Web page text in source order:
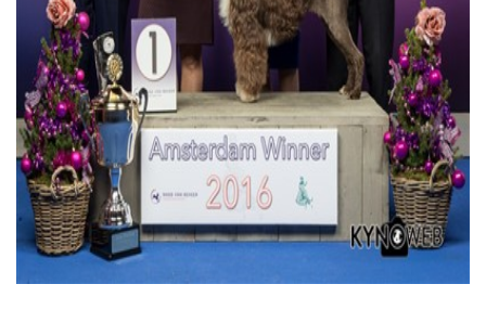
Over ons
Contact & support
Veelgestelde vragen
Vacatures